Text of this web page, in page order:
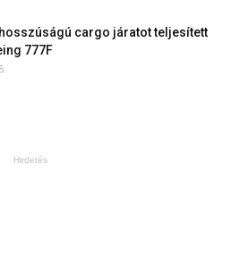
cargo járatot teljesített
777F
Hirdetés